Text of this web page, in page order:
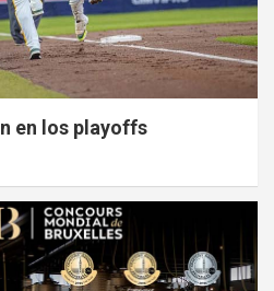
en los playoffs